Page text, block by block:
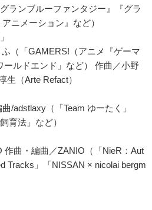
ランブルーファンタジー』『グラ
ニメーション』など）
（「GAMERS!（アニメ『ゲーマ
ールドエンド」など） 作曲／小野
生（Arte Refact）
/adstlaxy（「Team ゆーたく」
育法」など）
曲・編曲／ZANIO（「NieR：Aut
Tracks」「NISSAN × nicolai bergm